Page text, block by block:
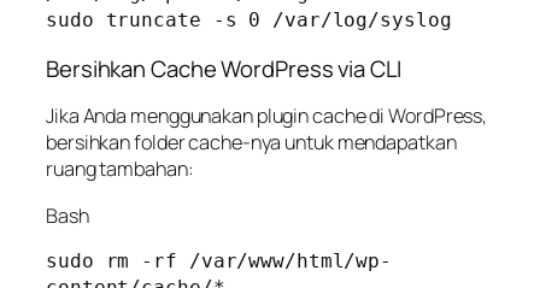
Bersihkan Cache WordPress via CLI
Jika Anda menggunakan plugin cache di WordPress,
bersihkan folder cache-nya untuk mendapatkan
ruang tambahan:
Bash
sudo rm -rf /var/www/html/wp-